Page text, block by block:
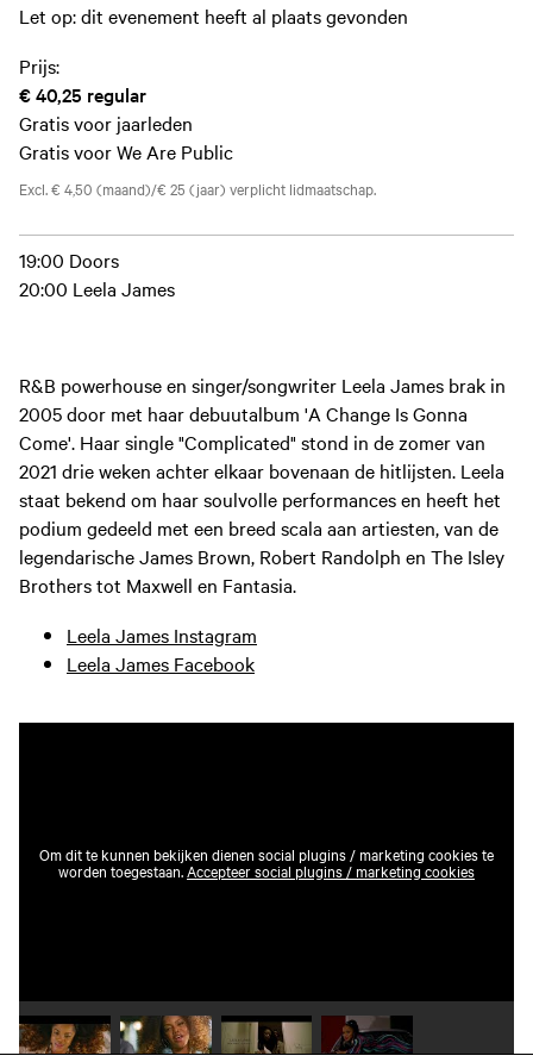
Let op: dit evenement heeft al plaats gevonden
Prijs:
€ 40,25 regular
Gratis voor jaarleden
Gratis voor We Are Public
Excl. € 4,50 (maand)/€ 25 (jaar) verplicht lidmaatschap.
19:00 Doors
20:00 Leela James
R&B powerhouse en singer/songwriter Leela James brak in
2005 door met haar debuutalbum 'A Change Is Gonna
Come'. Haar single "Complicated" stond in de zomer van
2021 drie weken achter elkaar bovenaan de hitlijsten. Leela
staat bekend om haar soulvolle performances en heeft het
podium gedeeld met een breed scala aan artiesten, van de
legendarische James Brown, Robert Randolph en The Isley
Brothers tot Maxwell en Fantasia.
Leela James Instagram
Leela James Facebook
Om dit te kunnen bekijken dienen social plugins / marketing cookies te
worden toegestaan.Accepteer social plugins / marketing cookies
Speel video 1 afSpeel video 2 afSpeel video 3 afSpeel video 4 af